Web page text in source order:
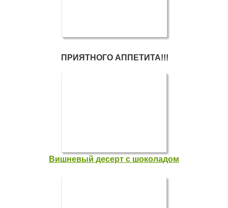
ПРИЯТНОГО АППЕТИТА!!!
Вишневый десерт с шоколадом